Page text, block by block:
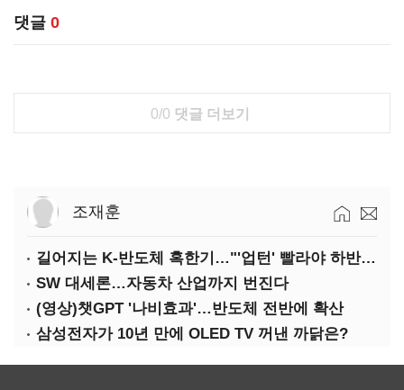
댓글 0
0/0 댓글 더보기
조재훈
길어지는 K-반도체 혹한기…"'업턴' 빨라야 하반기"
SW 대세론…자동차 산업까지 번진다
(영상)챗GPT '나비효과'…반도체 전반에 확산
삼성전자가 10년 만에 OLED TV 꺼낸 까닭은?